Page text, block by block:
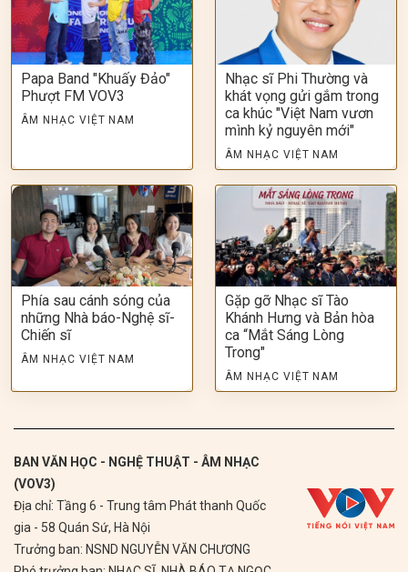
Papa Band "Khuấy Đảo"
Phượt FM VOV3
ÂM NHẠC VIỆT NAM
Nhạc sĩ Phi Thường và
khát vọng gửi gắm trong
ca khúc "Việt Nam vươn
mình kỷ nguyên mới"
ÂM NHẠC VIỆT NAM
Phía sau cánh sóng của
những Nhà báo-Nghệ sĩ-
Chiến sĩ
ÂM NHẠC VIỆT NAM
Gặp gỡ Nhạc sĩ Tào
Khánh Hưng và Bản hòa
ca “Mắt Sáng Lòng
Trong"
ÂM NHẠC VIỆT NAM
BAN VĂN HỌC - NGHỆ THUẬT - ÂM NHẠC
(VOV3)
Địa chỉ: Tầng 6 - Trung tâm Phát thanh Quốc
gia - 58 Quán Sứ, Hà Nội
Trưởng ban: NSND NGUYỄN VĂN CHƯƠNG